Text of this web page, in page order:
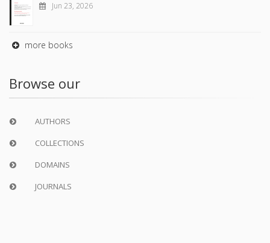
Jun 23, 2026
more books
Browse our
AUTHORS
COLLECTIONS
DOMAINS
JOURNALS